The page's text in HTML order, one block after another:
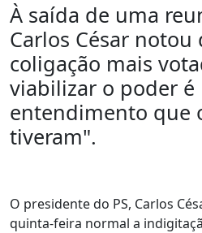
À saída de uma
Carlos César notou
coligação mais
viabilizar o poder é
entendimento que
tiveram".
O presidente do PS, Carlos
quinta-feira normal a